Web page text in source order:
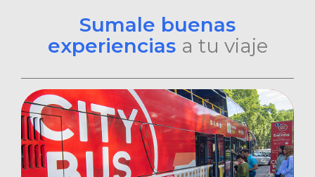
Sumale buenas
experiencias a tu viaje